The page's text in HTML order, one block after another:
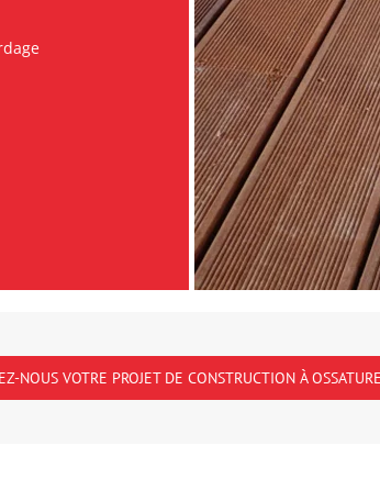
NOUS VOTRE PROJET DE CONSTRUCTION À